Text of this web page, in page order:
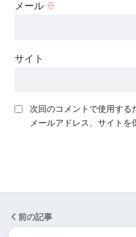
メール ※
サイト
次回のコメントで使用する
メールアドレス、サイトを
前の記事